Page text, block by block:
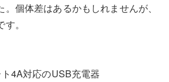
個体差はあるかもしれませんが、
。
4A対応のUSB充電器